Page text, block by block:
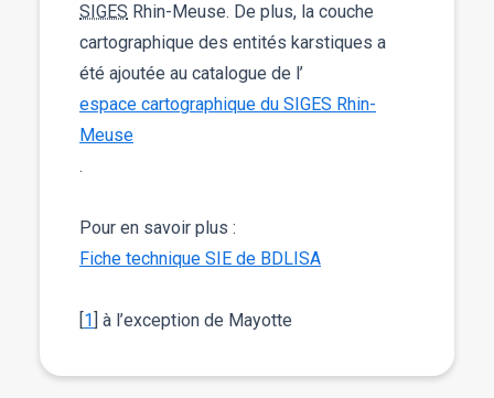
SIGES Rhin-Meuse. De plus, la couche
cartographique des entités karstiques a
été ajoutée au catalogue de l’
espace cartographique du SIGES Rhin-
Meuse
.
Pour en savoir plus :
Fiche technique SIE de BDLISA
[1] à l’exception de Mayotte